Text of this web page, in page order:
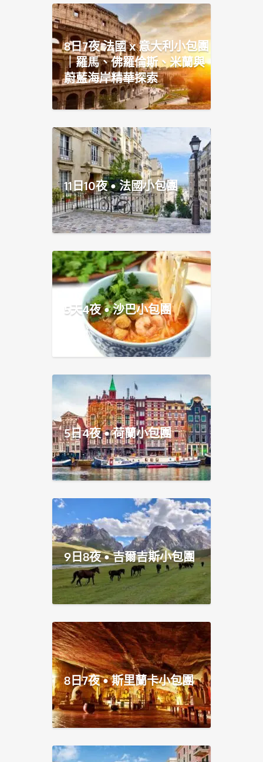
8日7夜 法國 x 意大利小包團
｜羅馬、佛羅倫斯、米蘭與
蔚藍海岸精華探索
11日10夜 • 法國小包團
5天4夜 • 沙巴小包團
5日4夜 • 荷蘭小包團
9日8夜 • 吉爾吉斯小包團
8日7夜 • 斯里蘭卡小包團